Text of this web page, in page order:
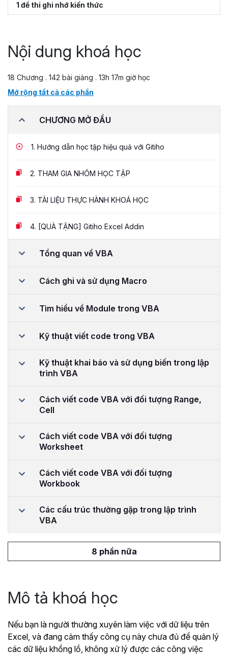
1 đề thi ghi nhớ kiến thức
Nội dung khoá học
18 Chương . 142 bài giảng . 13h 17m giờ học
Mở rộng tất cả các phần
CHƯƠNG MỞ ĐẦU
1. Hướng dẫn học tập hiệu quả với Gitiho
2. THAM GIA NHÓM HỌC TẬP
3. TÀI LIỆU THỰC HÀNH KHOÁ HỌC
4. [QUÀ TẶNG] Gitiho Excel Addin
Tổng quan về VBA
Cách ghi và sử dụng Macro
Tìm hiểu về Module trong VBA
Kỹ thuật viết code trong VBA
Kỹ thuật khai báo và sử dụng biến trong lập
trình VBA
Cách viết code VBA với đối tượng Range,
Cell
Cách viết code VBA với đối tượng
Worksheet
Cách viết code VBA với đối tượng
Workbook
Các cấu trúc thường gặp trong lập trình
VBA
8 phần nữa
Mô tả khoá học
Nếu bạn là người thường xuyên làm việc với dữ liệu trên
Excel, và đang cảm thấy công cụ này chưa đủ để quản lý
các dữ liệu khổng lồ, không xử lý được các công việc